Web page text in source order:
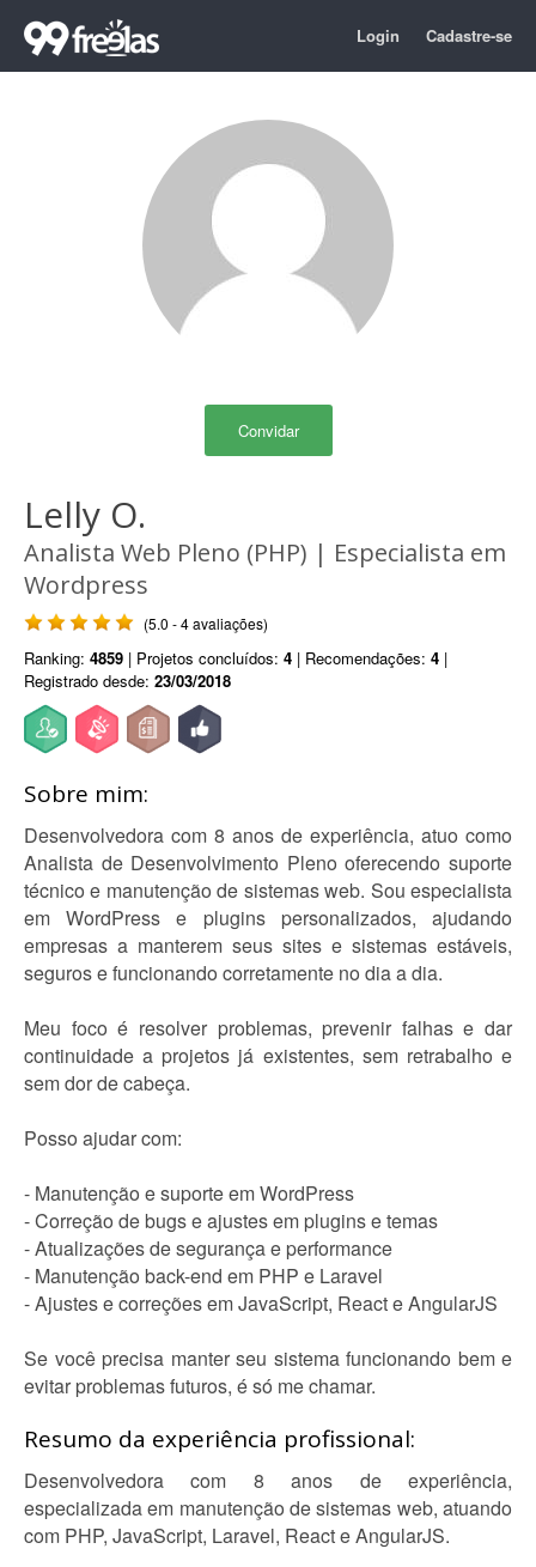
Login Cadastre-se
Convidar
Lelly O.
Analista Web Pleno (PHP) | Especialista em
Wordpress
(5.0 - 4 avaliações)
Ranking: 4859 | Projetos concluídos: 4 | Recomendações: 4 |
Registrado desde: 23/03/2018
Sobre mim:
Desenvolvedora com 8 anos de experiência, atuo como
Analista de Desenvolvimento Pleno oferecendo suporte
técnico e manutenção de sistemas web. Sou especialista
em WordPress e plugins personalizados, ajudando
empresas a manterem seus sites e sistemas estáveis,
seguros e funcionando corretamente no dia a dia.
Meu foco é resolver problemas, prevenir falhas e dar
continuidade a projetos já existentes, sem retrabalho e
sem dor de cabeça.
Posso ajudar com:
- Manutenção e suporte em WordPress
- Correção de bugs e ajustes em plugins e temas
- Atualizações de segurança e performance
- Manutenção back-end em PHP e Laravel
- Ajustes e correções em JavaScript, React e AngularJS
Se você precisa manter seu sistema funcionando bem e
evitar problemas futuros, é só me chamar.
Resumo da experiência profissional:
Desenvolvedora com 8 anos de experiência,
especializada em manutenção de sistemas web, atuando
com PHP, JavaScript, Laravel, React e AngularJS.